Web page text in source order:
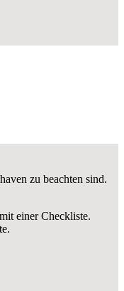
zu beachten sind.
einer Checkliste.